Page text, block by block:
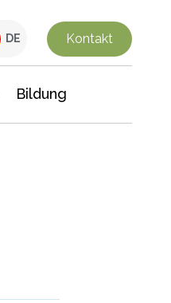
DE Kontakt
Bildung